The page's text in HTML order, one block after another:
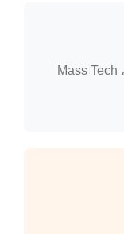
يعتمد على احتياجك. Serious Mass هو الأشهر والأكثر توفراً. لكن لو عايز بروتين أعلى وسكر أقل، Mass Tech